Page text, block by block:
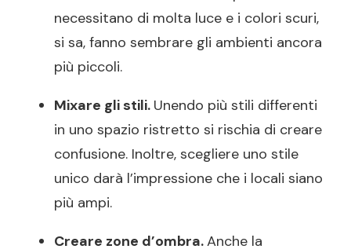
necessitano di molta luce e i colori scuri,
si sa, fanno sembrare gli ambienti ancora
più piccoli.
Mixare gli stili. Unendo più stili differenti
in uno spazio ristretto si rischia di creare
confusione. Inoltre, scegliere uno stile
unico darà l’impressione che i locali siano
più ampi.
Creare zone d’ombra.Anche la